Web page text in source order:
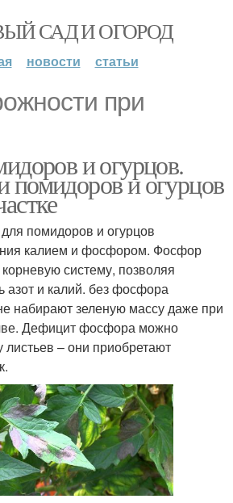
САД И ОГОРОД
новости статьи
при
и огурцов.
помидоров и огурцов
помидоров и огурцов
калием и фосфором. Фосфор
систему, позволяя
азот и калий. без фосфора
набирают зеленую массу даже при
Дефицит фосфора можно
листьев – они приобретают